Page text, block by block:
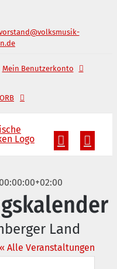
Mein Benutzerkonto
Land
« Alle Veranstaltungen